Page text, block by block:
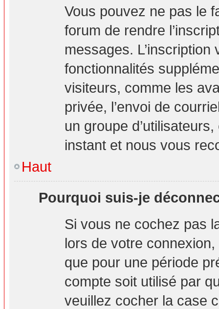
Vous pouvez ne pas le
forum de rendre
messages.
fonctionnalités
visiteurs, comme les
privée, l’envoi de
un groupe
instant et nous vous
Haut
Pourquoi suis-je
Si vous ne cochez pas
lors de votre
que pour une période
compte soit utilisé par
veuillez cocher la case